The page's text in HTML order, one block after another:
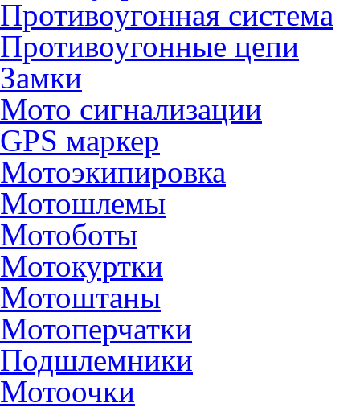
Противоугонная система
Противоугонные цепи
Замки
Мото сигнализации
GPS маркер
Мотоэкипировка
Мотошлемы
Мотоботы
Мотокуртки
Мотоштаны
Мотоперчатки
Подшлемники
Мотоочки